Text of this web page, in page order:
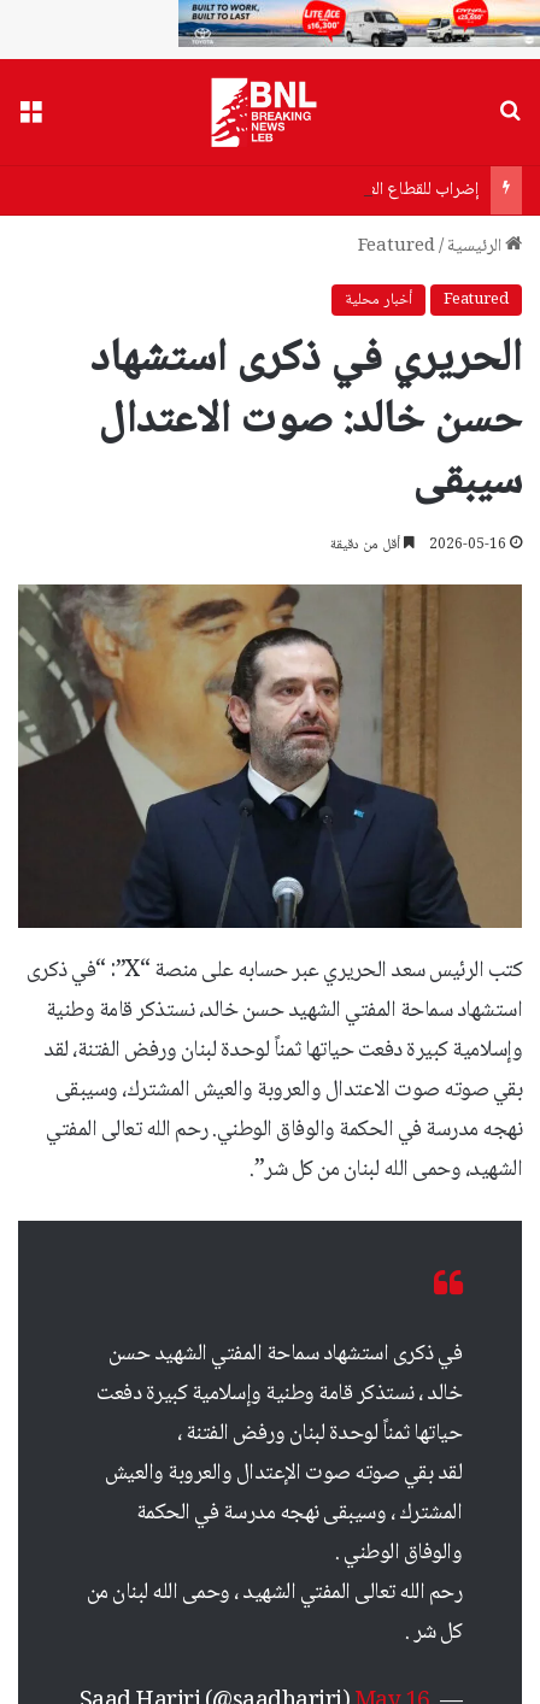
إضراب للقطاع العام الإثنين.. وتصعيد تدريجي!
الرئيسية/
Featured
Featured أخبار محلية
الحريري في ذكرى استشهاد
حسن خالد: صوت الاعتدال
سيبقى
2026-05-16 أقل من دقيقة
كتب الرئيس سعد الحريري عبر حسابه على منصة “X”: “في ذكرى
استشهاد سماحة المفتي الشهيد حسن خالد، نستذكر قامة وطنية
وإسلامية كبيرة دفعت حياتها ثمناً لوحدة لبنان ورفض الفتنة، لقد
بقي صوته صوت الاعتدال والعروبة والعيش المشترك، وسيبقى
نهجه مدرسة في الحكمة والوفاق الوطني. رحم الله تعالى المفتي
الشهيد، وحمى الله لبنان من كل شر”.
في ذكرى استشهاد سماحة المفتي الشهيد حسن
خالد ، نستذكر قامة وطنية وإسلامية كبيرة دفعت
حياتها ثمناً لوحدة لبنان ورفض الفتنة ،
لقد بقي صوته صوت الإعتدال والعروبة والعيش
المشترك ، وسيبقى نهجه مدرسة في الحكمة
والوفاق الوطني .
رحم الله تعالى المفتي الشهيد ، وحمى الله لبنان من
كل شر .